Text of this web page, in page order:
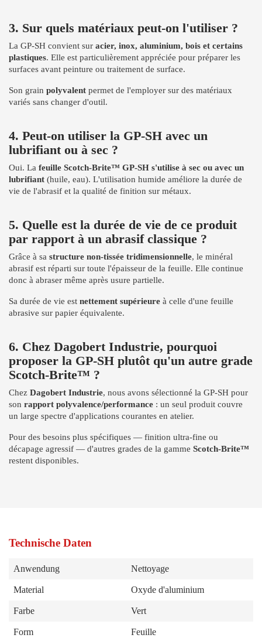
3. Sur quels matériaux peut-on l'utiliser ?
La GP-SH convient sur acier, inox, aluminium, bois et certains
plastiques. Elle est particulièrement appréciée pour préparer les
surfaces avant peinture ou traitement de surface.
Son grain polyvalent permet de l'employer sur des matériaux
variés sans changer d'outil.
4. Peut-on utiliser la GP-SH avec un
lubrifiant ou à sec ?
Oui. La feuille Scotch-Brite™ GP-SH s'utilise à sec ou avec un
lubrifiant (huile, eau). L'utilisation humide améliore la durée de
vie de l'abrasif et la qualité de finition sur métaux.
5. Quelle est la durée de vie de ce produit
par rapport à un abrasif classique ?
Grâce à sa structure non-tissée tridimensionnelle, le minéral
abrasif est réparti sur toute l'épaisseur de la feuille. Elle continue
donc à abraser même après usure partielle.
Sa durée de vie est nettement supérieure à celle d'une feuille
abrasive sur papier équivalente.
6. Chez Dagobert Industrie, pourquoi
proposer la GP-SH plutôt qu'un autre grade
Scotch-Brite™ ?
Chez Dagobert Industrie, nous avons sélectionné la GP-SH pour
son rapport polyvalence/performance : un seul produit couvre
un large spectre d'applications courantes en atelier.
Pour des besoins plus spécifiques — finition ultra-fine ou
décapage agressif — d'autres grades de la gamme Scotch-Brite™
restent disponibles.
Technische Daten
Anwendung Nettoyage
Material Oxyde d'aluminium
Farbe Vert
Form Feuille